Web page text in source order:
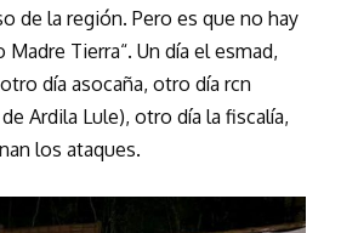
de la región. Pero es que no hay
Tierra“. Un día el esmad,
día asocaña, otro día rcn
Ardila Lule), otro día la fiscalía,
los ataques.